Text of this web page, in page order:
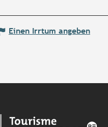
Einen Irrtum angeben